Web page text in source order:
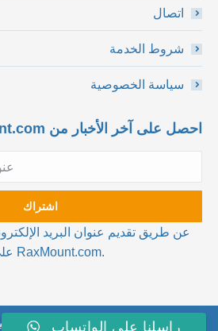
اتصال
شروط الخدمة
سياسة الخصوصية
احصل على آخر الأخبار من RaxMount.com
عن طريق تقديم عنوان البريد
على تلقي الأخبار من موقع RaxMount.com.
© موقع RaxMount.com – 2024 جميع الحقوق محفوظة.
راسلنا على الواتساب